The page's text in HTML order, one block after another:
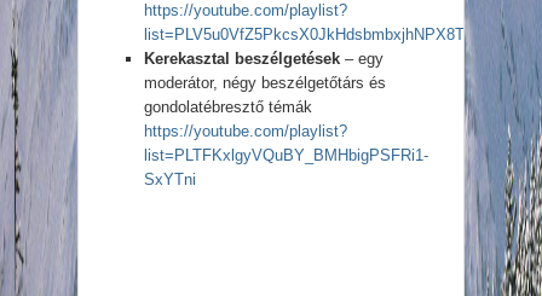
https://youtube.com/playlist?
list=PLV5u0VfZ5PkcsX0JkHdsbmbxjhNPX8Ts5
Kerekasztal beszélgetések – egy
moderátor, négy beszélgetőtárs és
gondolatébresztő témák
https://youtube.com/playlist?
list=PLTFKxlgyVQuBY_BMHbigPSFRi1-
SxYTni